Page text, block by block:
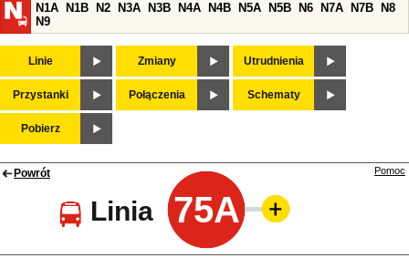
N1A
N1B N2 N3A N3B N4A N4B N5A N5B N6 N7A N7B
N8
N9
Linie Zmiany Utrudnienia
Przystanki Połączenia Schematy
Pobierz
Powrót
Linia 75A
Pomoc